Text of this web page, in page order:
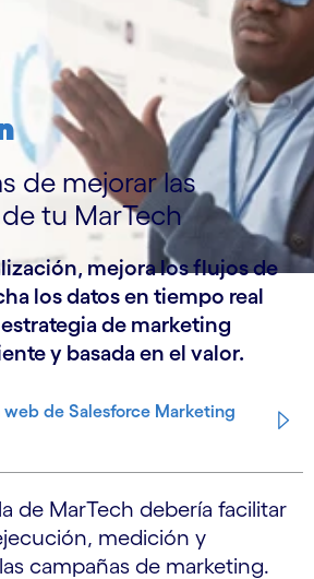
de mejorar las
tu MarTech
mejora los flujos de
los datos en tiempo real
de marketing
y basada en el valor.
de Salesforce Marketing
de MarTech debería facilitar
medición y
campañas de marketing.